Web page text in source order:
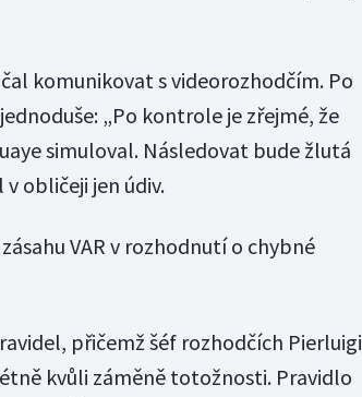
komunikovat s videorozhodčím. Po
„Po kontrole je zřejmé, že
simuloval. Následovat bude žlutá
obličeji jen údiv.
VAR v rozhodnutí o chybné
přičemž šéf rozhodčích Pierluigi
kvůli záměně totožnosti. Pravidlo